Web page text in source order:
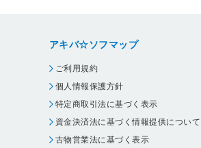
アキバ☆ソフマップ
ご利用規約
個人情報保護方針
特定商取引法に基づく表示
資金決済法に基づく情報提供について
古物営業法に基づく表示